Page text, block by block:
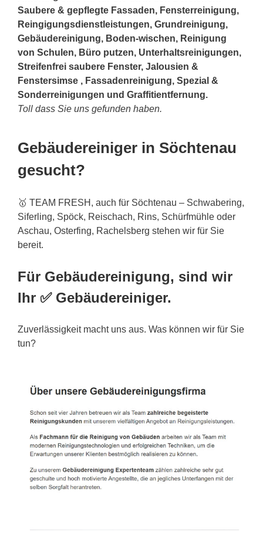
Saubere & gepflegte Fassaden, Fensterreinigung,
Reingigungsdienstleistungen, Grundreinigung,
Gebäudereinigung, Boden-wischen, Reinigung
von Schulen, Büro putzen, Unterhaltsreinigungen,
Streifenfrei saubere Fenster, Jalousien &
Fenstersimse , Fassadenreinigung, Spezial &
Sonderreinigungen und Graffitientfernung.
Toll dass Sie uns gefunden haben.
Gebäudereiniger in Söchtenau
gesucht?
🥇 TEAM FRESH, auch für Söchtenau – Schwabering,
Siferling, Spöck, Reischach, Rins, Schürfmühle oder
Aschau, Osterfing, Rachelsberg stehen wir für Sie
bereit.
Für Gebäudereinigung, sind wir
Ihr ✅ Gebäudereiniger.
Zuverlässigkeit macht uns aus. Was können wir für Sie
tun?